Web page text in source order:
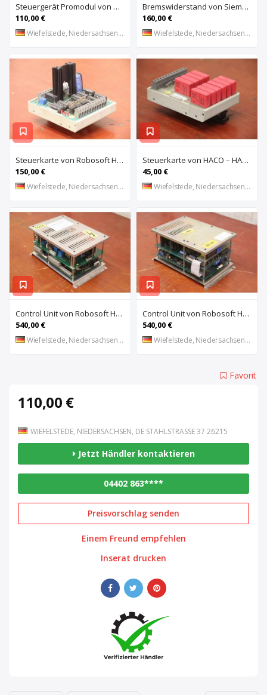
Steuergerät Promodul von Schleicher Ilsemann – KEG 24-30 KCD 1
110,00 €
Wiefelstede, Niedersachsen, DE
Bremswiderstand von Siemens – 6SL3100-1BE21-3AA0
160,00 €
Wiefelstede, Niedersachsen, DE
Steuerkarte von Robosoft HACO – HACC 013 PPES 30135
150,00 €
Wiefelstede, Niedersachsen, DE
Steuerkarte von HACO – HACE 032 PPES 30135
45,00 €
Wiefelstede, Niedersachsen, DE
Control Unit von Robosoft HACO – 411-1153 PPES 30135
540,00 €
Wiefelstede, Niedersachsen, DE
Control Unit von Robosoft HACO – 411-1084 / 412-0112 / 412-0094 PPES 30135
540,00 €
Wiefelstede, Niedersachsen, DE
Favorit
110,00 €
WIEFELSTEDE, NIEDERSACHSEN, DE STAHLSTRASSE 37 26215
Jetzt Händler kontaktieren
04402 863****
Preisvorschlag senden
Einem Freund empfehlen
Inserat drucken